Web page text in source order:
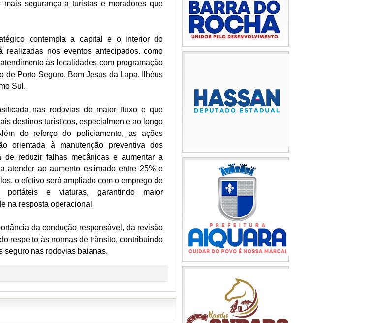
mais segurança a turistas e moradores que
contempla a capital e o interior do
realizadas nos eventos antecipados, como
às localidades com programação
de Porto Seguro, Bom Jesus da Lapa, Ilhéus
Sul.
nas rodovias de maior fluxo e que
destinos turísticos, especialmente ao longo
do reforço do policiamento, as ações
orientada à manutenção preventiva dos
de reduzir falhas mecânicas e aumentar a
atender ao aumento estimado entre 25% e
o efetivo será ampliado com o emprego de
portáteis e viaturas, garantindo maior
na resposta operacional.
da condução responsável, da revisão
respeito às normas de trânsito, contribuindo
seguro nas rodovias baianas.